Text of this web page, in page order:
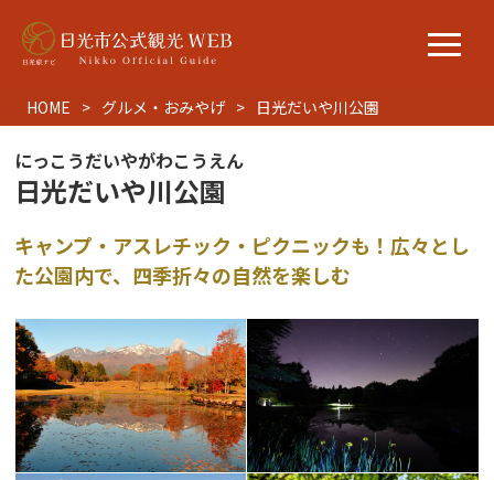
HOME グルメ・おみやげ 日光だいや川公園
にっこうだいやがわこうえん
日光だいや川公園
キャンプ・アスレチック・ピクニックも！広々とし
た公園内で、四季折々の自然を楽しむ